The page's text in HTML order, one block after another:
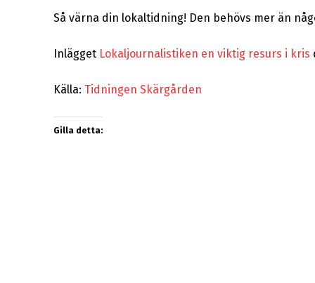
Så värna din lokaltidning! Den behövs mer än
Inlägget Lokaljournalistiken en viktig resurs i kris
Källa: Tidningen Skärgården
Gilla detta: